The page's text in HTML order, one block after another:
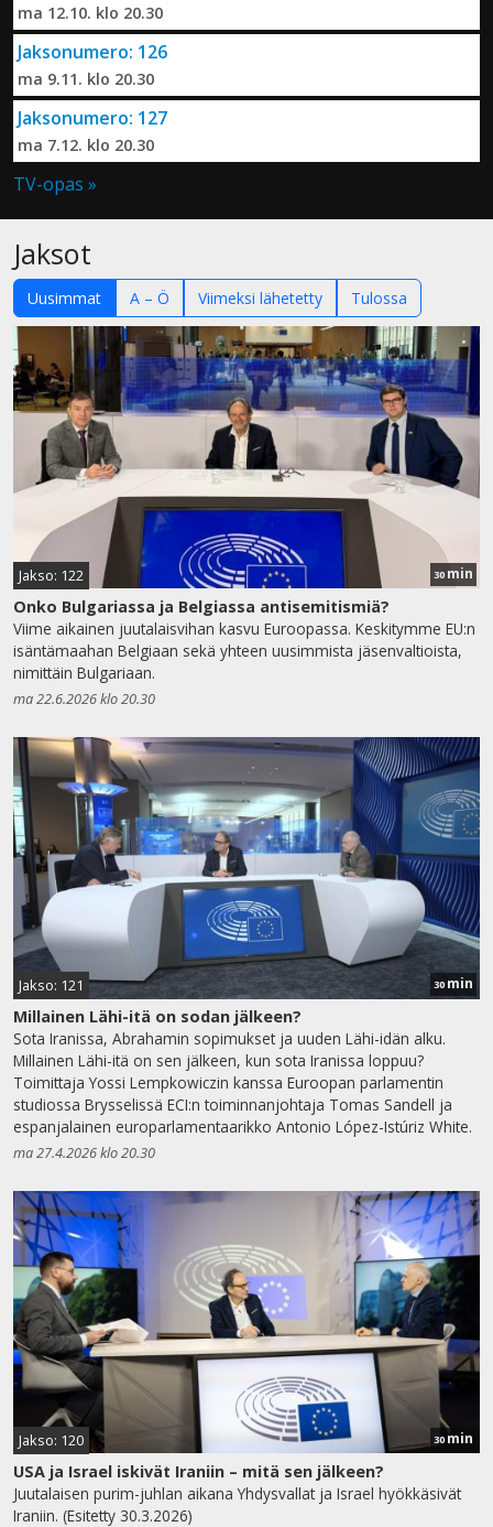
ma 12.10. klo 20.30
Jaksonumero: 126
ma 9.11. klo 20.30
Jaksonumero: 127
ma 7.12. klo 20.30
TV-opas »
Jaksot
Uusimmat A – Ö Viimeksi lähetetty Tulossa
Jakso: 122 30 min
Onko Bulgariassa ja Belgiassa antisemitismiä?
Viime aikainen juutalaisvihan kasvu Euroopassa. Keskitymme EU:n
isäntämaahan Belgiaan sekä yhteen uusimmista jäsenvaltioista,
nimittäin Bulgariaan.
ma 22.6.2026 klo 20.30
Jakso: 121 30min
Millainen Lähi-itä on sodan jälkeen?
Sota Iranissa, Abrahamin sopimukset ja uuden Lähi-idän alku.
Millainen Lähi-itä on sen jälkeen, kun sota Iranissa loppuu?
Toimittaja Yossi Lempkowiczin kanssa Euroopan parlamentin
studiossa Brysselissä ECI:n toiminnanjohtaja Tomas Sandell ja
espanjalainen europarlamentaarikko Antonio López-Istúriz White.
ma 27.4.2026 klo 20.30
Jakso: 120 30 min
USA ja Israel iskivät Iraniin – mitä sen jälkeen?
Juutalaisen purim-juhlan aikana Yhdysvallat ja Israel hyökkäsivät
Iraniin. (Esitetty 30.3.2026)